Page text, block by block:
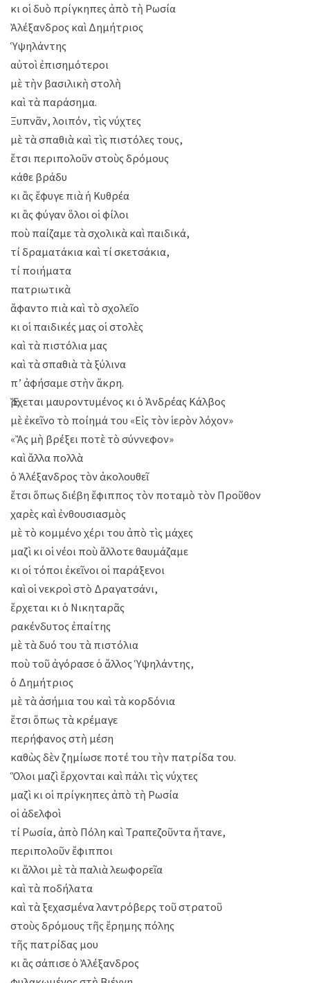
κι οἱ δυὸ πρίγκηπες ἀπὸ τὴ Ρωσία
Ἀλέξανδρος καὶ Δημήτριος
Ὑψηλάντης
αὐτοὶ ἐπισημότεροι
μὲ τὴν βασιλικὴ στολὴ
καὶ τὰ παράσημα.
Ξυπνᾶν, λοιπόν, τὶς νύχτες
μὲ τὰ σπαθιὰ καὶ τὶς πιστόλες τους,
ἔτσι περιπολοῦν στοὺς δρόμους
κάθε βράδυ
κι ἂς ἔφυγε πιὰ ἡ Κυθρέα
κι ἂς φύγαν ὅλοι οἱ φίλοι
ποὺ παίζαμε τὰ σχολικὰ καὶ παιδικά,
τί δραματάκια καὶ τί σκετσάκια,
τί ποιήματα
πατριωτικὰ
ἄφαντο πιὰ καὶ τὸ σχολεῖο
κι οἱ παιδικές μας οἱ στολὲς
καὶ τὰ πιστόλια μας
καὶ τὰ σπαθιὰ τὰ ξύλινα
π’ ἀφήσαμε στὴν ἄκρη.
Ἔρχεται μαυροντυμένος κι ὁ Ἀνδρέας Κάλβος
μὲ ἐκεῖνο τὸ ποίημά του «Εἰς τὸν ἱερὸν λόχον»
«Ἂς μὴ βρέξει ποτὲ τὸ σύννεφον»
καὶ ἄλλα πολλὰ
ὁ Ἀλέξανδρος τὸν ἀκολουθεῖ
ἔτσι ὅπως διέβη ἔφιππος τὸν ποταμὸ τὸν Προῦθον
χαρὲς καὶ ἐνθουσιασμὸς
μὲ τὸ κομμένο χέρι του ἀπὸ τὶς μάχες
μαζὶ κι οἱ νέοι ποὺ ἄλλοτε θαυμάζαμε
κι οἱ τόποι ἐκεῖνοι οἱ παράξενοι
καὶ οἱ νεκροὶ στὸ Δραγατσάνι,
ἔρχεται κι ὁ Νικηταρᾶς
ρακένδυτος ἐπαίτης
μὲ τὰ δυό του τὰ πιστόλια
ποὺ τοῦ ἀγόρασε ὁ ἄλλος Ὑψηλάντης,
ὁ Δημήτριος
μὲ τὰ ἀσήμια του καὶ τὰ κορδόνια
ἔτσι ὅπως τὰ κρέμαγε
περήφανος στὴ μέση
καθὼς δὲν ζημίωσε ποτέ του τὴν πατρίδα του.
Ὅλοι μαζὶ ἔρχονται καὶ πάλι τὶς νύχτες
μαζὶ κι οἱ πρίγκηπες ἀπὸ τὴ Ρωσία
οἱ ἀδελφοὶ
τί Ρωσία, ἀπὸ Πόλη καὶ Τραπεζοῦντα ἤτανε,
περιπολοῦν ἔφιπποι
κι ἄλλοι μὲ τὰ παλιὰ λεωφορεῖα
καὶ τὰ ποδήλατα
καὶ τὰ ξεχασμένα λαντρόβερς τοῦ στρατοῦ
στοὺς δρόμους τῆς ἔρημης πόλης
τῆς πατρίδας μου
κι ἂς σάπισε ὁ Ἀλέξανδρος